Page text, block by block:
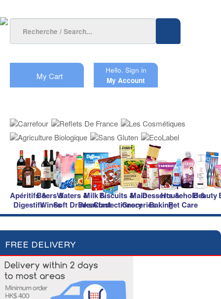
My Cart
Hello. Sign in
My Account
Apéritifs &
Digestifs
Beers &
Wines
Waters &
Soft Drinks
Milk &
Breakfast
Biscuits &
Confectionery
Main
Groceries
Desserts &
Baking
Household &
Pet Care
Beauty
FREE DELIVERY